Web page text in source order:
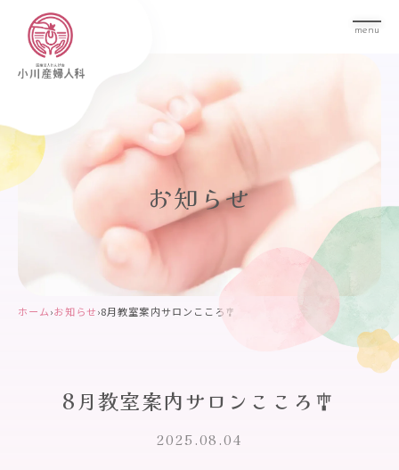
menu
お知らせ
ホーム›お知らせ›8月教室案内サロンこころ🎐
8月教室案内サロンこころ🎐
2025.08.04